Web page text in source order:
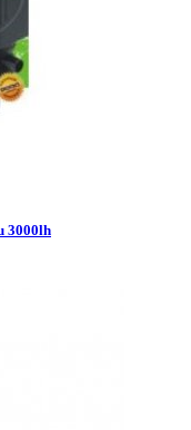
3000lh